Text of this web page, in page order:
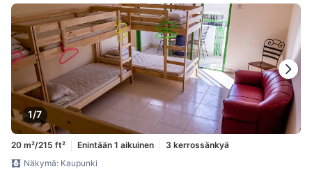
1/7
20 m²/215 ft² Enintään 1 aikuinen
3 kerrossänkyä
Näkymä: Kaupunki